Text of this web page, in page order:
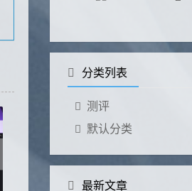
分类列表
测评
默认分类
最新文章